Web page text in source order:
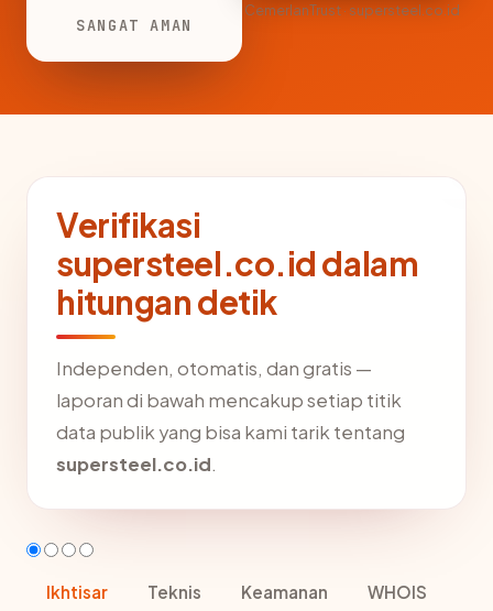
SANGAT AMAN
CemerlanTrust · supersteel.co.id
Verifikasi
supersteel.co.id dalam
hitungan detik
Independen, otomatis, dan gratis —
laporan di bawah mencakup setiap titik
data publik yang bisa kami tarik tentang
supersteel.co.id.
Ikhtisar Teknis Keamanan WHOIS